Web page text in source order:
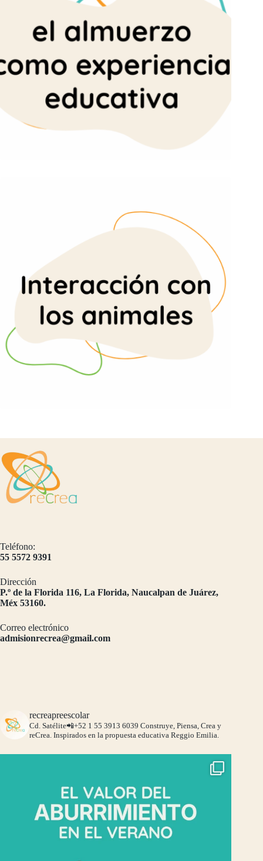
Teléfono:
55 5572 9391
Dirección
​P.º de la Florida 116, La Florida, Naucalpan de Juárez,
Méx 53160.
Correo electrónico
admisionrecrea@gmail.com
recreapreescolar
Cd. Satélite📲+52 1 55 3913 6039 Construye, Piensa, Crea y
reCrea. Inspirados en la propuesta educativa Reggio Emilia.